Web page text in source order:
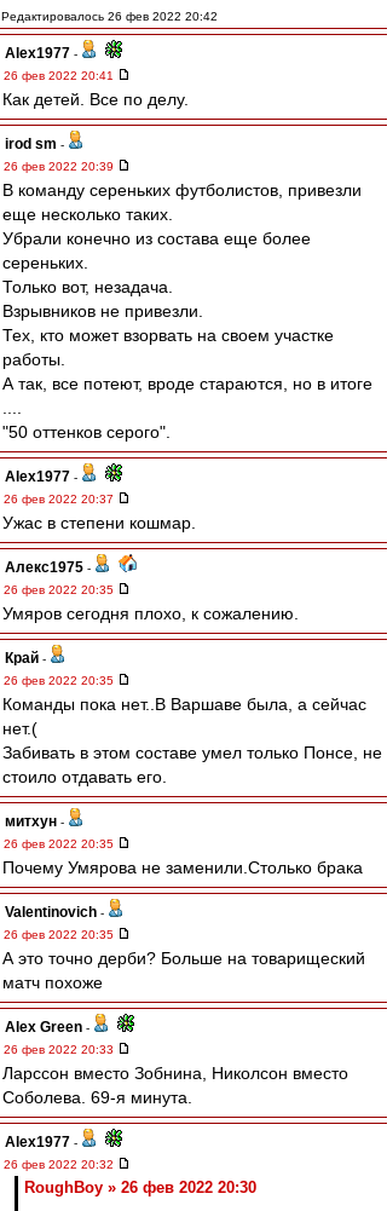
Редактировалось 26 фев 2022 20:42
Alex1977 -
26 фев 2022 20:41
Как детей. Все по делу.
irod sm -
26 фев 2022 20:39
В команду сереньких футболистов, привезли
еще несколько таких.
Убрали конечно из состава еще более
сереньких.
Только вот, незадача.
Взрывников не привезли.
Тех, кто может взорвать на своем участке
работы.
А так, все потеют, вроде стараются, но в итоге
"50 оттенков серого".
Alex1977 -
26 фев 2022 20:37
Ужас в степени кошмар.
Алекс1975 -
26 фев 2022 20:35
Умяров сегодня плохо, к сожалению.
Край -
26 фев 2022 20:35
Команды пока нет..В Варшаве была, а сейчас
нет.(
Забивать в этом составе умел только Понсе, не
стоило отдавать его.
митхун -
26 фев 2022 20:35
Почему Умярова не заменили.Столько брака
Valentinovich -
26 фев 2022 20:35
А это точно дерби? Больше на товарищеский
матч похоже
Alex Green -
26 фев 2022 20:33
Ларссон вместо Зобнина, Николсон вместо
Соболева. 69-я минута.
Alex1977 -
26 фев 2022 20:32
RoughBoy » 26 фев 2022 20:30